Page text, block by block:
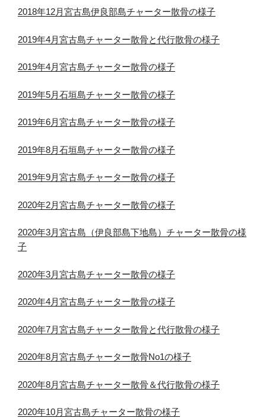
2018年12月宮古島伊良部島チャーター散骨の様子
2019年4月宮古島チャーター散骨と代行散骨の様子
2019年4月宮古島チャーター散骨の様子
2019年5月石垣島チャーター散骨の様子
2019年6月宮古島チャーター散骨の様子
2019年8月石垣島チャーター散骨の様子
2019年9月宮古島チャーター散骨の様子
2020年2月宮古島チャーター散骨の様子
2020年3月宮古島（伊良部島下地島）チャーター散骨の様
子
2020年3月宮古島チャーター散骨の様子
2020年4月宮古島チャーター散骨の様子
2020年7月宮古島チャーター散骨と代行散骨の様子
2020年8月宮古島チャーター散骨No1の様子
2020年8月宮古島チャーター散骨＆代行散骨の様子
2020年10月宮古島チャーター散骨の様子